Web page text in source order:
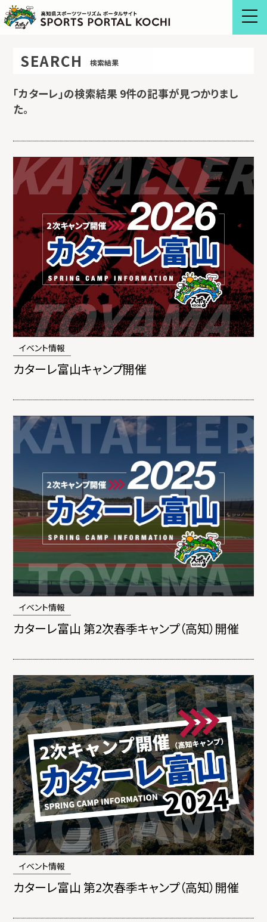
Skip
to
SEARCH 検索結果
「カターレ 」の検索結果 9件の記事が見つかりまし
た。
イベント情報
カターレ富山キャンプ開催
イベント情報
カターレ富山 第2次春季キャンプ（高知）開催
イベント情報
カターレ富山 第2次春季キャンプ（高知）開催